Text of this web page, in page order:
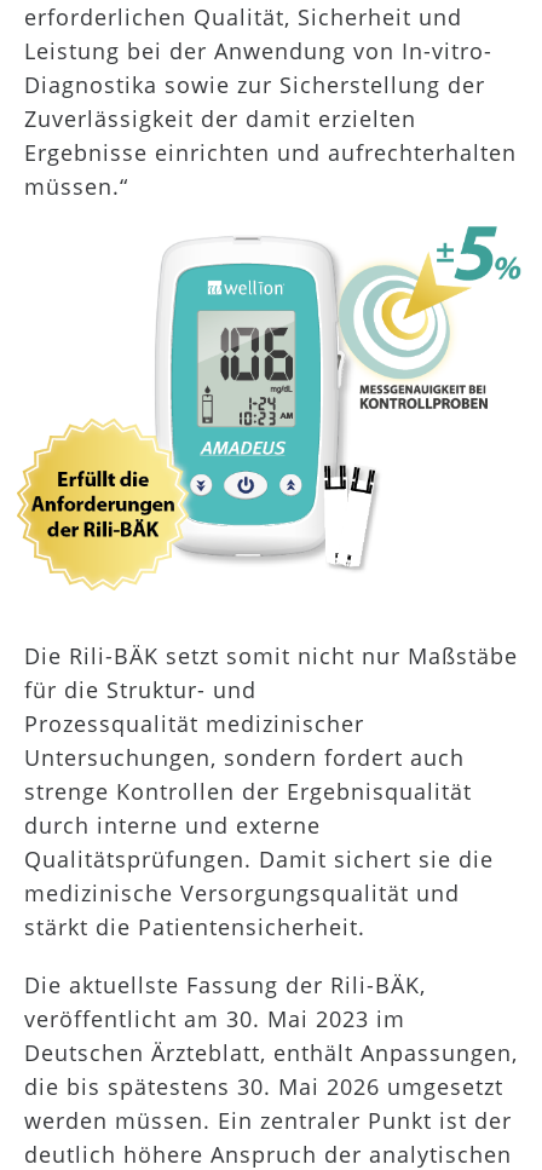
erforderlichen Qualität, Sicherheit und
Leistung bei der Anwendung von In-vitro-
Diagnostika sowie zur Sicherstellung der
Zuverlässigkeit der damit erzielten
Ergebnisse einrichten und aufrechterhalten
müssen.“
Die Rili-BÄK setzt somit nicht nur Maßstäbe
für die Struktur- und
Prozessqualität medizinischer
Untersuchungen, sondern fordert auch
strenge Kontrollen der Ergebnisqualität
durch interne und externe
Qualitätsprüfungen. Damit sichert sie die
medizinische Versorgungsqualität und
stärkt die Patientensicherheit.
Die aktuellste Fassung der Rili-BÄK,
veröffentlicht am 30. Mai 2023 im
Deutschen Ärzteblatt, enthält Anpassungen,
die bis spätestens 30. Mai 2026 umgesetzt
werden müssen. Ein zentraler Punkt ist der
deutlich höhere Anspruch der analytischen